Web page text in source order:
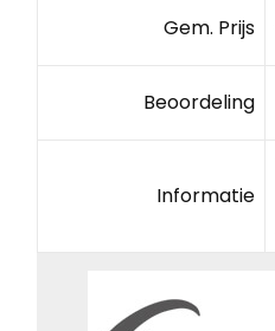
Gem. Prijs
Beoordeling
Informatie